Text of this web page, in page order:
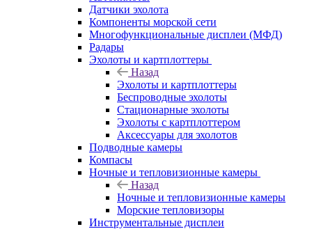
Датчики эхолота
Компоненты морской сети
Многофункциональные дисплеи (МФД)
Радары
Эхолоты и картплоттеры
Назад
Эхолоты и картплоттеры
Беспроводные эхолоты
Стационарные эхолоты
Эхолоты с картплоттером
Аксессуары для эхолотов
Подводные камеры
Компасы
Ночные и тепловизионные камеры
Назад
Ночные и тепловизионные камеры
Морские тепловизоры
Инструментальные дисплеи